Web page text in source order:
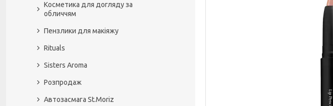
Косметика для догляду за
обличчям
Пензлики для макіяжу
Rituals
Sisters Aroma
Розпродаж
Автозасмага St.Moriz